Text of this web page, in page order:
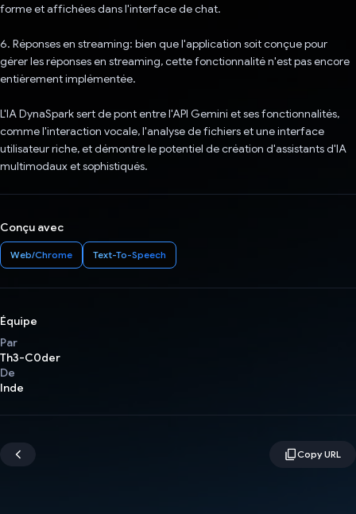
forme et affichées dans l'interface de chat.
6. Réponses en streaming: bien que l'application soit conçue pour
gérer les réponses en streaming, cette fonctionnalité n'est pas encore
entièrement implémentée.
L'IA DynaSpark sert de pont entre l'API Gemini et ses fonctionnalités,
comme l'interaction vocale, l'analyse de fichiers et une interface
utilisateur riche, et démontre le potentiel de création d'assistants d'IA
multimodaux et sophistiqués.
Conçu avec
Web/Chrome Text-To-Speech
Équipe
Par
Th3-C0der
De
Inde